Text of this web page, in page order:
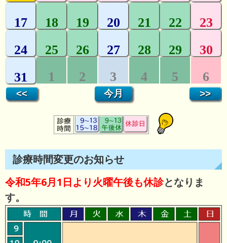
診療時間変更のお知らせ
令和5年6月1日より火曜午後も休診となりま
す。